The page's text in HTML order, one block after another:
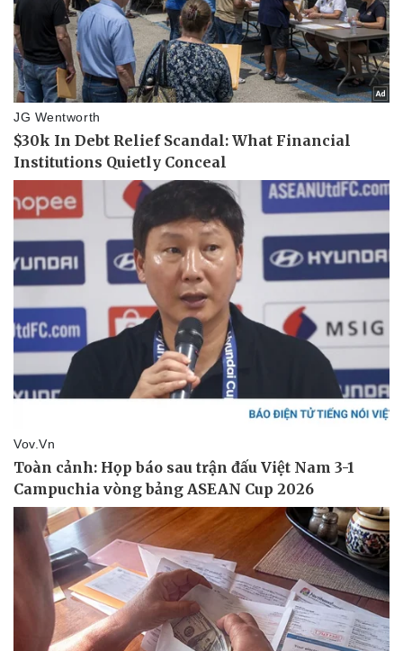
Bóng đá
Lịch thi đấu bóng đá
eSports
Hậu trường
Ô tô - Xe máy
Ô tô
Xe máy
Tư vấn